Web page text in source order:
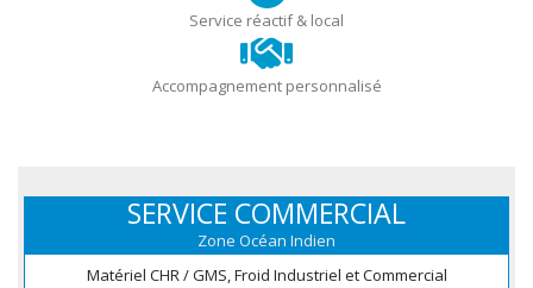
Service réactif & local
Accompagnement personnalisé
SERVICE COMMERCIAL
Zone Océan Indien
Matériel CHR / GMS, Froid Industriel et Commercial